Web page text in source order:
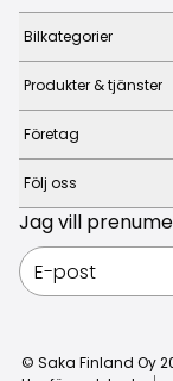
Bilkategorier
Produkter & tjänster
Företag
Följ oss
Jag vill
© Saka Finland Oy